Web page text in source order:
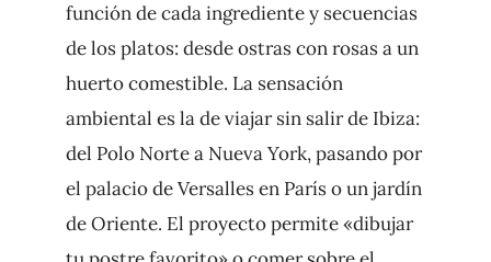
función de cada ingrediente y secuencias
de los platos: desde ostras con rosas a un
huerto comestible. La sensación
ambiental es la de viajar sin salir de Ibiza:
del Polo Norte a Nueva York, pasando por
el palacio de Versalles en París o un jardín
de Oriente. El proyecto permite «dibujar